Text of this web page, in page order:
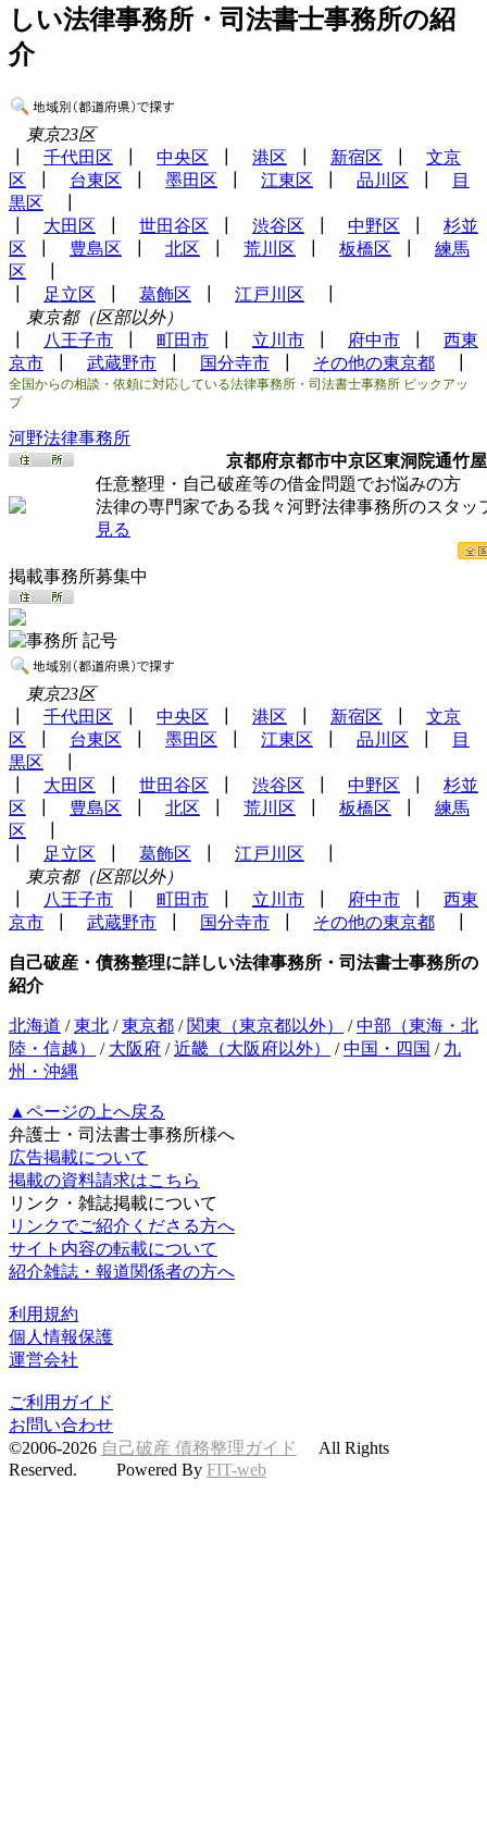
しい法律事務所・司法書士事務所の紹
介
東京23区
千代田区 中央区 港区 新宿区
文京
区
台東区 墨田区 江東区 品川区
目
黒区
大田区 世田谷区 渋谷区 中野区
杉並
区
豊島区 北区 荒川区 板橋区
練馬
区
足立区 葛飾区 江戸川区
東京都（区部以外）
八王子市 町田市 立川市 府中市
西東
京市
武蔵野市 国分寺市 その他の東京都
全国からの相談・依頼に対応している法律事務所・司法書士事務所 ピックアッ
プ
河野法律事務所
京都府京都市中京区東洞院通竹
任意整理・自己破産等の借金問題でお悩みの方
法律の専門家である我々河野法律事務所のスタ
見る
掲載事務所募集中
東京23区
千代田区 中央区 港区 新宿区
文京
区
台東区 墨田区 江東区 品川区
目
黒区
大田区 世田谷区 渋谷区 中野区
杉並
区
豊島区 北区 荒川区 板橋区
練馬
区
足立区 葛飾区 江戸川区
東京都（区部以外）
八王子市 町田市 立川市 府中市
西東
京市
武蔵野市 国分寺市 その他の東京都
自己破産・債務整理に詳しい法律事務所・司法書士事務所の
紹介
北海道 /東北 /東京都 / 関東（東京都以外） /中部（東海・北
陸・信越）
/ 大阪府 /近畿（大阪府以外） /中国・四国 / 九
州・沖縄
▲ページの上へ戻る
弁護士・司法書士事務所様へ
広告掲載について
掲載の資料請求はこちら
リンク・雑誌掲載について
リンクでご紹介くださる方へ
サイト内容の転載について
紹介雑誌・報道関係者の方へ
利用規約
個人情報保護
運営会社
ご利用ガイド
お問い合わせ
©2006-2026 自己破産 債務整理ガイド
All Rights
Reserved. Powered By FIT-web